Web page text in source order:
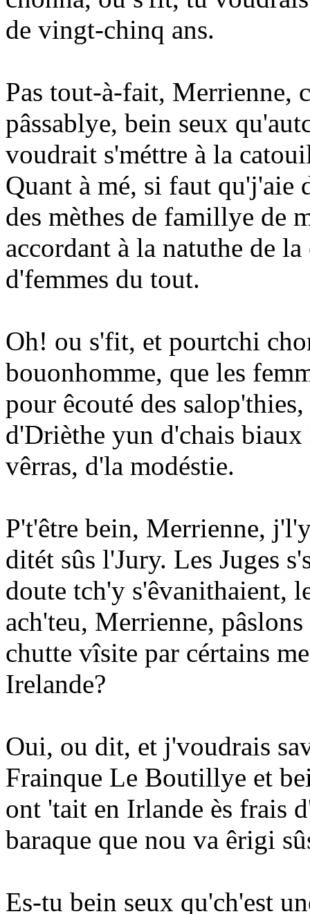
de vingt-chinq ans.
Pas tout-à-fait, Merrienne,
pâssablye, bein seux
voudrait s'méttre à la
Quant à mé, si faut qu'j'aie
des mèthes de famillye de
accordant à la natuthe de
d'femmes du tout.
Oh! ou s'fit, et pourtchi
bouonhomme, que les
pour êcouté des
d'Drièthe yun d'chais
vêrras, d'la modéstie.
P't'être bein, Merrienne,
ditét sûs l'Jury. Les Juges
doute tch'y s'êvanithaient,
ach'teu, Merrienne,
chutte vîsite par cértains
Irelande?
Oui, ou dit, et j'voudrais
Frainque Le Boutillye et
ont 'tait en Irlande ès frais
baraque que nou va êrigi
Es-tu bein seux qu'ch'est